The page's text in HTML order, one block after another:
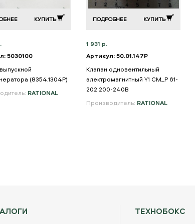
КУПИТЬ
5030100
(8354.1304P)
RATIONAL
ПОДРОБНЕЕ КУПИТЬ
1 931 р.
Артикул: 50.01.147P
Клапан одновентильный
электромагнитный Y1 CM_P 61-
202 200-240В
Производитель: RATIONAL
ТЕХНОБОКС